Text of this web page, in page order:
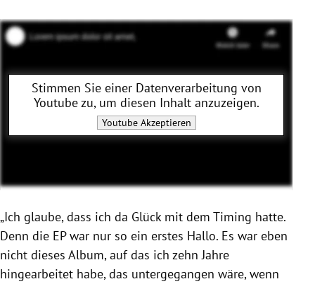
Stimmen Sie einer Datenverarbeitung von
Youtubezu, um diesen Inhalt anzuzeigen.
YoutubeAkzeptieren
„Ich glaube, dass ich da Glück mit dem Timing hatte.
Denn die EP war nur so ein erstes Hallo. Es war eben
nicht dieses Album, auf das ich zehn Jahre
hingearbeitet habe, das untergegangen wäre, wenn